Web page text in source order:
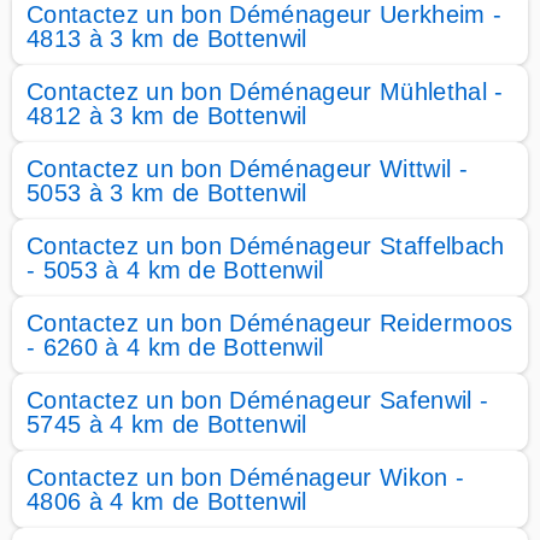
Contactez un bon Déménageur Uerkheim -
4813 à 3 km de Bottenwil
Contactez un bon Déménageur Mühlethal -
4812 à 3 km de Bottenwil
Contactez un bon Déménageur Wittwil -
5053 à 3 km de Bottenwil
Contactez un bon Déménageur Staffelbach
- 5053 à 4 km de Bottenwil
Contactez un bon Déménageur Reidermoos
- 6260 à 4 km de Bottenwil
Contactez un bon Déménageur Safenwil -
5745 à 4 km de Bottenwil
Contactez un bon Déménageur Wikon -
4806 à 4 km de Bottenwil